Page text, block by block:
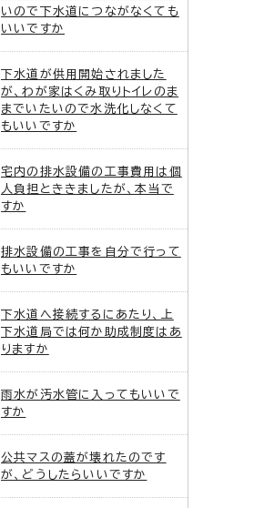
いので下水道につながなくても
いいですか
下水道が供用開始されました
が、わが家はくみ取りトイレのま
までいたいので水洗化しなくて
もいいですか
宅内の排水設備の工事費用は個
人負担とききましたが、本当で
すか
排水設備の工事を自分で行って
もいいですか
下水道へ接続するにあたり、上
下水道局では何か助成制度はあ
りますか
雨水が汚水管に入ってもいいで
すか
公共マスの蓋が壊れたのです
が、どうしたらいいですか